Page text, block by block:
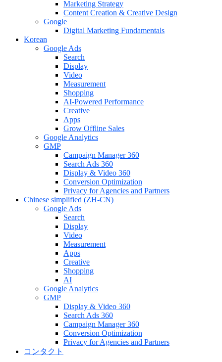
Marketing Strategy
Content Creation & Creative Design
Google
Digital Marketing Fundamentals
Korean
Google Ads
Search
Display
Video
Measurement
Shopping
AI-Powered Performance
Creative
Apps
Grow Offline Sales
Google Analytics
GMP
Campaign Manager 360
Search Ads 360
Display & Video 360
Conversion Optimization
Privacy for Agencies and Partners
Chinese simplified (ZH-CN)
Google Ads
Search
Display
Video
Measurement
Apps
Creative
Shopping
AI
Google Analytics
GMP
Display & Video 360
Search Ads 360
Campaign Manager 360
Conversion Optimization
Privacy for Agencies and Partners
コンタクト